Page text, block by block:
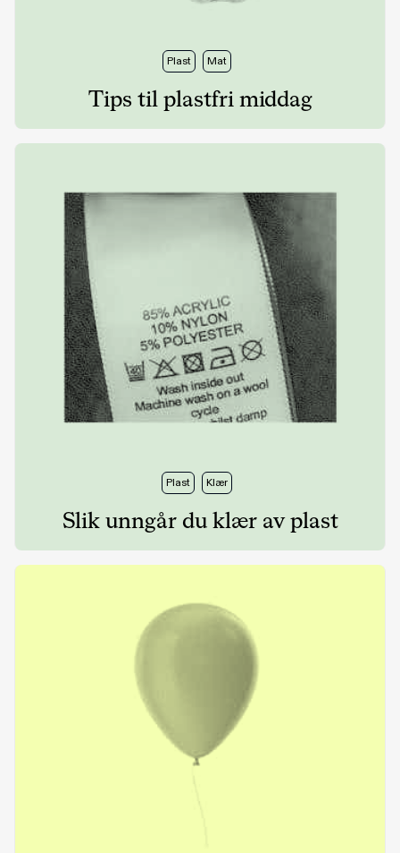
Plast Mat
Tips til plastfri middag
Plast Klær
Slik unngår du klær av plast